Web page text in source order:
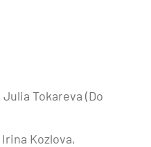
Tokareva (Do
Kozlova,